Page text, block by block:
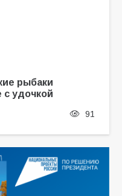
рыбаки
с удочкой
91